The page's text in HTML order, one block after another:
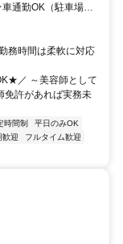
通勤OK（駐車場完
務時間は柔軟に対応
／ ～美容師として
師免許があれば実務未
時間制
平日のみOK
歓迎
フルタイム歓迎